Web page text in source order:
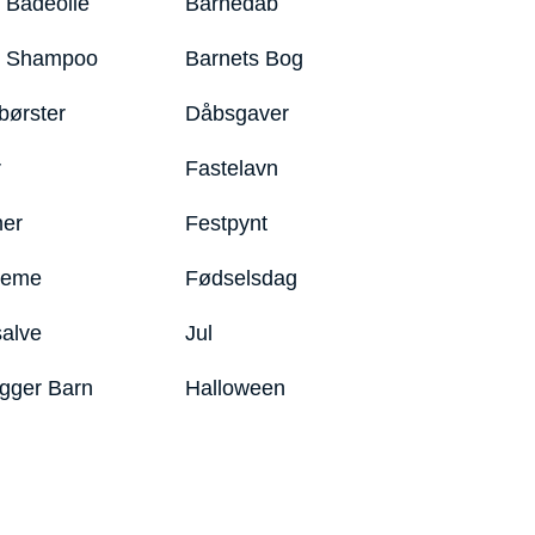
Shampoo
Barn
Barnets Bog
Dåbsgaver
Fastelavn
Festpynt
Fødselsdag
Jul
Halloween